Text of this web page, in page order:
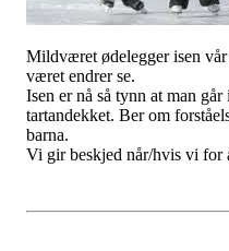
Mildværet ødelegger isen
været endrer se.
Isen er nå så tynn at man
tartandekket. Ber om
barna.
Vi gir beskjed når/hvis vi for